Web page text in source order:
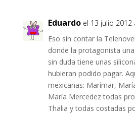
Eduardo el 13 julio 2012
Eso sin contar la
donde la protagonista
sin duda tiene unas
hubieran podido pagar.
mexicanas: Marímar,
María Mercedez todas
Thalia y todas costadas